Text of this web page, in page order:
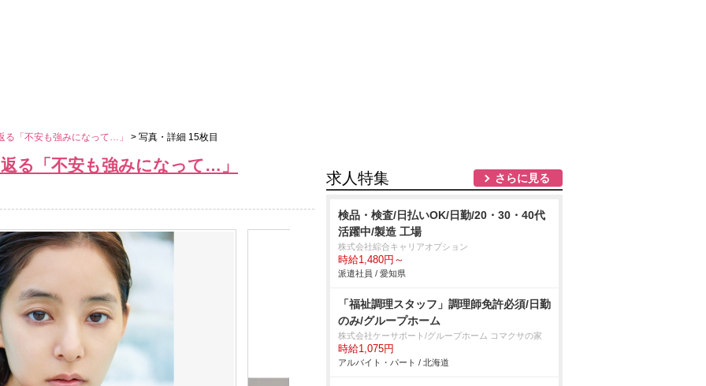
る「不安も強みになって…」 > 写真・詳細 15枚目
る「不安も強みになって…」
求人特集 さらに見る
検品・検査/日払いOK/日勤/20・30・40代
活躍中/製造 工場
株式会社綜合キャリアオプション
時給1,480円～
派遣社員 / 愛知県
「福祉調理スタッフ」調理師免許必須/日勤
のみ/グループホーム
株式会社ケーサポート/グループホーム コマクサの家
時給1,075円
アルバイト・パート / 北海道